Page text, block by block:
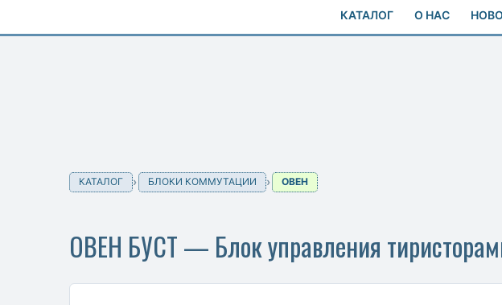
КАТАЛОГ О НАС
КАТАЛОГ БЛОКИ КОММУТАЦИИ ОВЕН
ОВЕН БУСТ — Блок управления